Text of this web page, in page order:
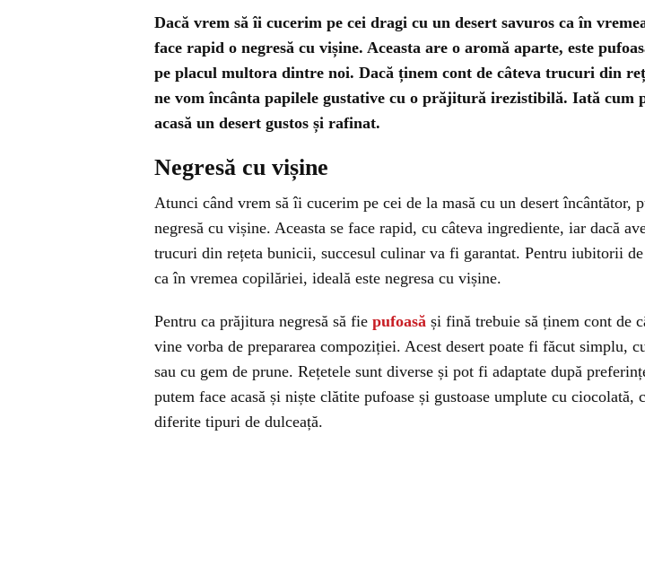
Dacă vrem să îi cucerim pe cei dragi cu un desert savuros ca în
face rapid o negresă cu vișine. Aceasta are o aromă aparte, este
pe placul multora dintre noi. Dacă ținem cont de câteva trucuri din
ne vom încânta papilele gustative cu o prăjitură irezistibilă. Iată cum
acasă un desert gustos și rafinat.
Negresă cu vișine
Atunci când vrem să îi cucerim pe cei de la masă cu un desert încântător,
negresă cu vișine. Aceasta se face rapid, cu câteva ingrediente, iar dacă
trucuri din rețeta bunicii, succesul culinar va fi garantat. Pentru iubitorii
ca în vremea copilăriei, ideală este negresa cu vișine.
Pentru ca prăjitura negresă să fie pufoasă și fină trebuie să ținem cont de
vine vorba de prepararea compoziției. Acest desert poate fi făcut simplu,
sau cu gem de prune. Rețetele sunt diverse și pot fi adaptate după
putem face acasă și niște clătite pufoase și gustoase umplute cu ciocolată,
diferite tipuri de dulceață.